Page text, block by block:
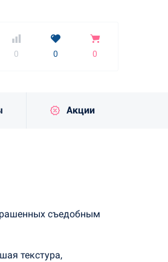
0 0 0
Акции
0 0 0
съедобным
текстура,